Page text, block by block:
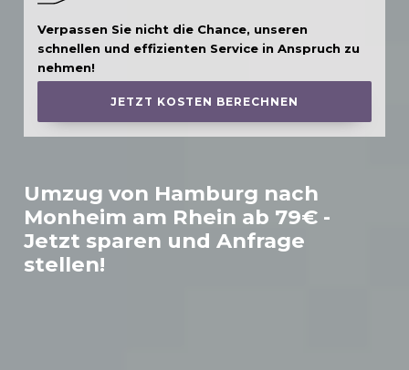
Umzug von Hamburg nach
Monheim am Rhein ab 79€ -
Jetzt sparen und Anfrage
stellen!
Verpassen Sie nicht die Chance, unseren
schnellen und effizienten Service in Anspruch zu
nehmen!
JETZT KOSTEN BERECHNEN